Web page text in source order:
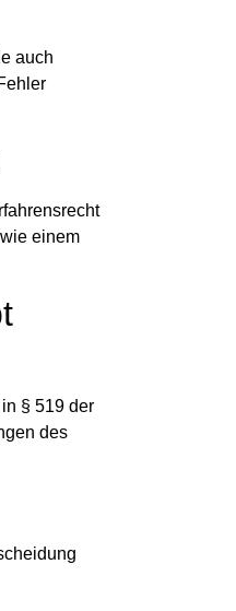
auch
einem
§ 519 der
des